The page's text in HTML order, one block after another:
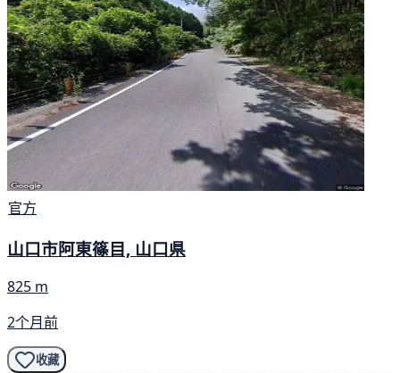
官方
山口市阿東篠目, 山口県
825 m
2个月前
收藏